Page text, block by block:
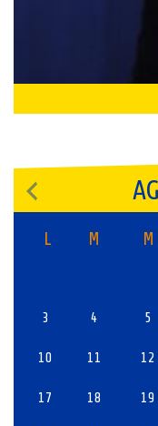
L M M
3 4 5
10 11 12
17 18 19